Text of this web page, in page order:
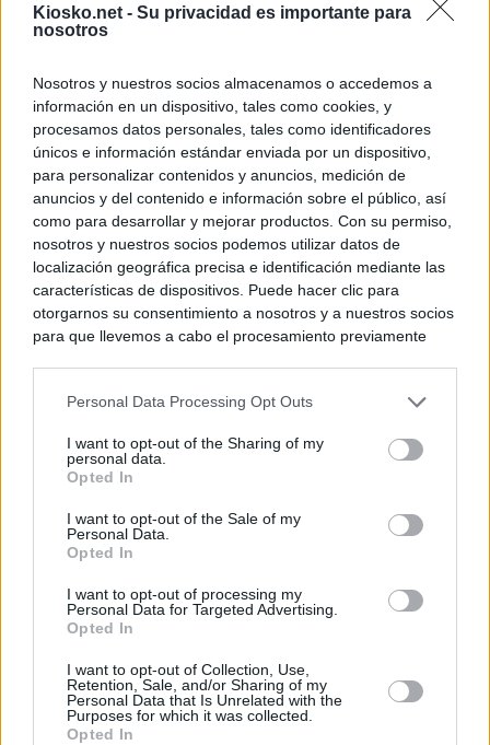
Kiosko.net - Su privacidad es importante para
nosotros
Nosotros y nuestros socios almacenamos o accedemos a
información en un dispositivo, tales como cookies, y
procesamos datos personales, tales como identificadores
únicos e información estándar enviada por un dispositivo,
para personalizar contenidos y anuncios, medición de
anuncios y del contenido e información sobre el público, así
como para desarrollar y mejorar productos. Con su permiso,
nosotros y nuestros socios podemos utilizar datos de
localización geográfica precisa e identificación mediante las
características de dispositivos. Puede hacer clic para
otorgarnos su consentimiento a nosotros y a nuestros socios
para que llevemos a cabo el procesamiento previamente
negar su consentimiento. Tenga en cuenta que algún
de su consentimiento, pero usted tiene el derecho de
rechazar tal procesamiento. Sus preferencias se aplicarán
cualquier momento entrando de nuevo en este sitio web o
visitando nuestra política de privacidad.
Personal Data Processing Opt Outs
I want to opt-out of the Sharing of my
personal data.
Opted In
I want to opt-out of the Sale of my
Personal Data.
Opted In
I want to opt-out of processing my
Personal Data for Targeted Advertising.
Opted In
I want to opt-out of Collection, Use,
Retention, Sale, and/or Sharing of my
Personal Data that Is Unrelated with the
Purposes for which it was collected.
Opted In